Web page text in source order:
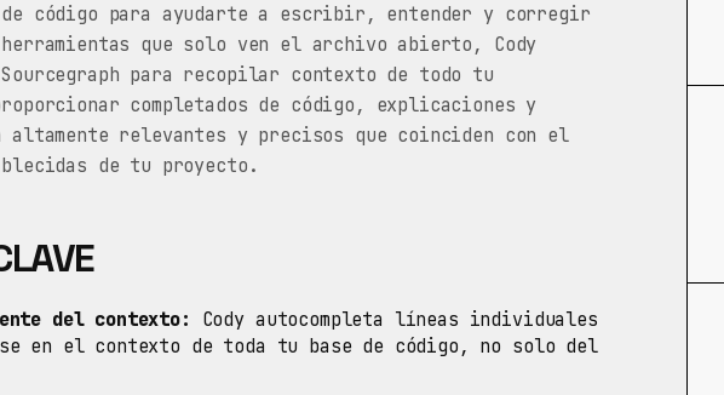
código para ayudarte a escribir, entender y corregir
que solo ven el archivo abierto, Cody
para recopilar contexto de todo tu
completados de código, explicaciones y
relevantes y precisos que coinciden con el
de tu proyecto.
del contexto:
Cody autocompleta líneas individuales
en el contexto de toda tu base de código, no solo del